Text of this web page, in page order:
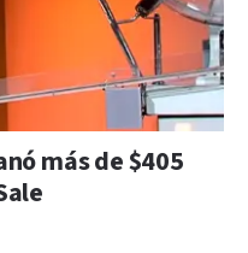
más de $405